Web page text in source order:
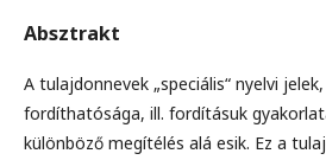
Absztrakt
A tulajdonnevek „speciális“ nyelvi
fordíthatósága, ill. fordításuk
különböző megítélés alá esik. Ez a